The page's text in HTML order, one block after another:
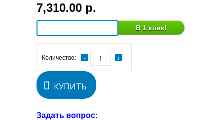
7,310.00 р.
В 1 клик!
Количество:
КУПИТЬ
Задать вопрос: